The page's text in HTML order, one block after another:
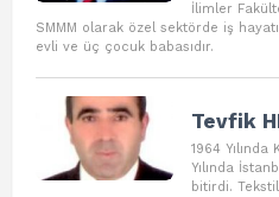
İlimler
SMMM olarak özel sektörde iş
evli ve üç çocuk babasıdır.
Tevfik
1964
Yılında
bitirdi.